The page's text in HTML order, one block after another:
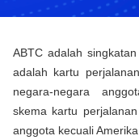
ABTC adalah
adalah kartu
negara-negara
skema kartu
anggota kecuali